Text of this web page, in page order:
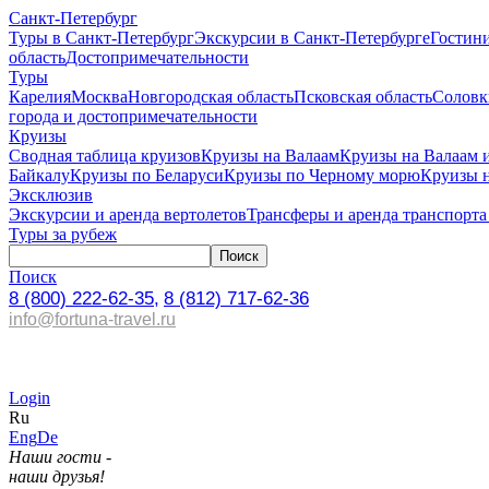
Санкт-Петербург
Туры в Санкт-ПетербургЭкскурсии в Санкт-Петербурге
областьДостопримечательности
Туры
КарелияМоскваНовгородская областьПсковская область
города и достопримечательности
Круизы
Сводная таблица круизовКруизы на ВалаамКруизы на Валаам
БайкалуКруизы по БеларусиКруизы по Черному морюКруизы
Эксклюзив
Экскурсии и аренда вертолетовТрансферы и аренда транспорта
Туры за рубеж
Поиск
8 (800) 222-62-35, 8 (812) 717-62-36
info@fortuna-travel.ru
Login
Ru
EngDe
Наши гости -
наши друзья!